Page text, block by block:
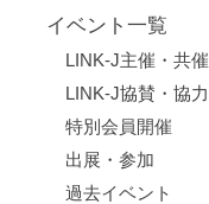
イベント一覧
LINK-J主催・共催
LINK-J協賛・協力
特別会員開催
出展・参加
過去イベント